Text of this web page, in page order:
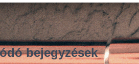
bejegyzések